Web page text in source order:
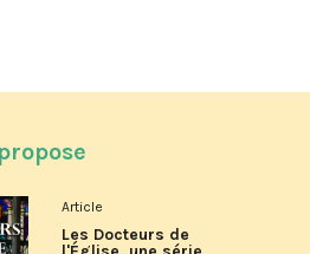
Article
Les Docteurs de